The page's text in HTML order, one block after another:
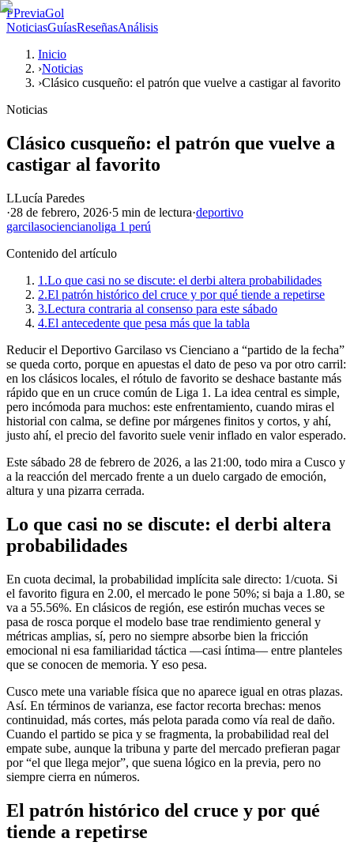
PPreviaGol
NoticiasGuíasReseñasAnálisis
Inicio
›Noticias
›Clásico cusqueño: el patrón que vuelve a castigar al favorito
Noticias
Clásico cusqueño: el patrón que vuelve a
castigar al favorito
LLucía Paredes
·28 de febrero, 2026·5 min de lectura·deportivo
garcilasociencianoliga 1 perú
Contenido del artículo
1.Lo que casi no se discute: el derbi altera probabilidades
2.El patrón histórico del cruce y por qué tiende a repetirse
3.Lectura contraria al consenso para este sábado
4.El antecedente que pesa más que la tabla
Reducir el Deportivo Garcilaso vs Cienciano a “partido de la fecha”
se queda corto, porque en apuestas el dato de peso va por otro carril:
en los clásicos locales, el rótulo de favorito se deshace bastante más
rápido que en un cruce común de Liga 1. La idea central es simple,
pero incómoda para muchos: este enfrentamiento, cuando miras el
historial con calma, se define por márgenes finitos y cortos, y ahí,
justo ahí, el precio del favorito suele venir inflado en valor esperado.
Este sábado 28 de febrero de 2026, a las 21:00, todo mira a Cusco y
a la reacción del mercado frente a un duelo cargado de emoción,
altura y una pizarra cerrada.
Lo que casi no se discute: el derbi altera
probabilidades
En cuota decimal, la probabilidad implícita sale directo: 1/cuota. Si
el favorito figura en 2.00, el mercado le pone 50%; si baja a 1.80, se
va a 55.56%. En clásicos de región, ese estirón muchas veces se
pasa de rosca porque el modelo base trae rendimiento general y
métricas amplias, sí, pero no siempre absorbe bien la fricción
emocional ni esa familiaridad táctica —casi íntima— entre planteles
que se conocen de memoria. Y eso pesa.
Cusco mete una variable física que no aparece igual en otras plazas.
Así. En términos de varianza, ese factor recorta brechas: menos
continuidad, más cortes, más pelota parada como vía real de daño.
Cuando el partido se pica y se fragmenta, la probabilidad real del
empate sube, aunque la tribuna y parte del mercado prefieran pagar
por “el que llega mejor”, que suena lógico en la previa, pero no
siempre cierra en números.
El patrón histórico del cruce y por qué
tiende a repetirse